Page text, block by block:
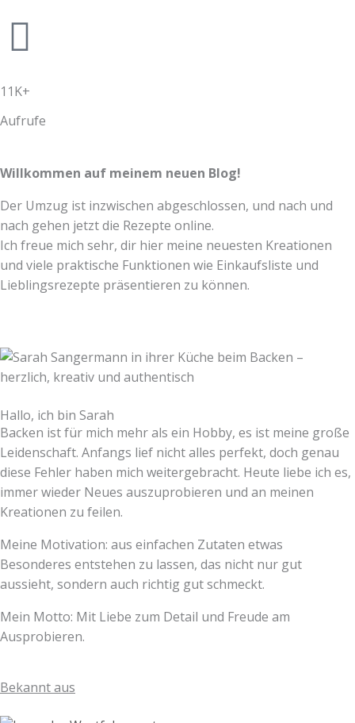
11K+
Aufrufe
Willkommen auf meinem neuen Blog!
Der Umzug ist inzwischen abgeschlossen, und nach und
nach gehen jetzt die Rezepte online.
Ich freue mich sehr, dir hier meine neuesten Kreationen
und viele praktische Funktionen wie Einkaufsliste und
Lieblingsrezepte präsentieren zu können.
Hallo, ich bin Sarah
Backen ist für mich mehr als ein Hobby, es ist meine große
Leidenschaft. Anfangs lief nicht alles perfekt, doch genau
diese Fehler haben mich weitergebracht. Heute liebe ich es,
immer wieder Neues auszuprobieren und an meinen
Kreationen zu feilen.
Meine Motivation: aus einfachen Zutaten etwas
Besonderes entstehen zu lassen, das nicht nur gut
aussieht, sondern auch richtig gut schmeckt.
Mein Motto: Mit Liebe zum Detail und Freude am
Ausprobieren.
Bekannt aus